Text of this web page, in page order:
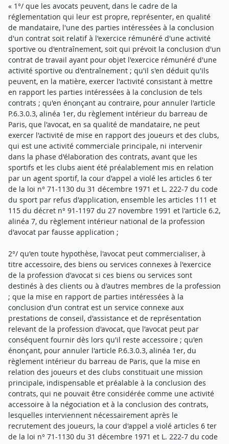
« 1°/ que les avocats peuvent, dans le cadre de la
réglementation qui leur est propre, représenter, en qualité
de mandataire, l'une des parties intéressées à la conclusion
d'un contrat soit relatif à l'exercice rémunéré d'une activité
sportive ou d'entraînement, soit qui prévoit la conclusion d'un
contrat de travail ayant pour objet l'exercice rémunéré d'une
activité sportive ou d'entraînement ; qu'il s'en déduit qu'ils
peuvent, en la matière, exercer l'activité consistant à mettre
en rapport les parties intéressées à la conclusion de tels
contrats ; qu'en énonçant au contraire, pour annuler l'article
P.6.3.0.3, alinéa 1er, du règlement intérieur du barreau de
Paris, que l'avocat, en sa qualité de mandataire, ne peut
exercer l'activité de mise en rapport des joueurs et des clubs,
qui est une activité commerciale principale, ni intervenir
dans la phase d'élaboration des contrats, avant que les
sportifs et les clubs aient été préalablement mis en relation
par un agent sportif, la cour d'appel a violé les articles 6 ter
de la loi n° 71-1130 du 31 décembre 1971 et L. 222-7 du code
du sport par refus d'application, ensemble les articles 111 et
115 du décret n° 91-1197 du 27 novembre 1991 et l'article 6.2,
alinéa 7, du règlement intérieur national de la profession
d'avocat par fausse application ;
2°/ qu'en toute hypothèse, l'avocat peut commercialiser, à
titre accessoire, des biens ou services connexes à l'exercice
de la profession d'avocat si ces biens ou services sont
destinés à des clients ou à d'autres membres de la profession
; que la mise en rapport de parties intéressées à la
conclusion d'un contrat est un service connexe aux
prestations de conseil, d'assistance et de représentation
relevant de la profession d'avocat, que l'avocat peut par
conséquent fournir dès lors qu'il reste accessoire ; qu'en
énonçant, pour annuler l'article P.6.3.0.3, alinéa 1er, du
règlement intérieur du barreau de Paris, que la mise en
relation des joueurs et des clubs constituait une mission
principale, indispensable et préalable à la conclusion des
contrats, qui ne pouvait être considérée comme une activité
accessoire à la négociation et à la conclusion des contrats,
lesquelles interviennent nécessairement après le
recrutement des joueurs, la cour d'appel a violé articles 6 ter
de la loi n° 71-1130 du 31 décembre 1971 et L. 222-7 du code